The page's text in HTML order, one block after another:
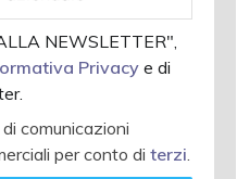
NEWSLETTER",
Privacye di
comunicazioni
per conto di terzi.